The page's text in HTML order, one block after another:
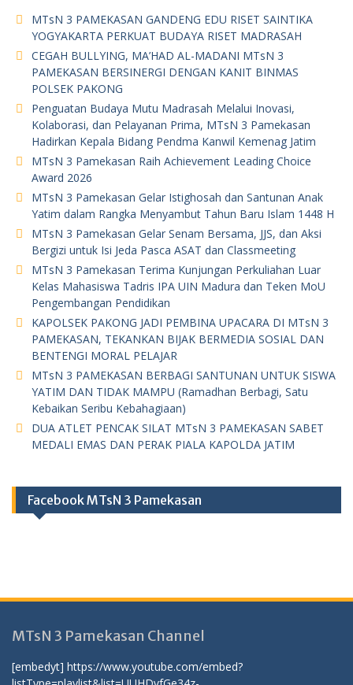
MTsN 3 PAMEKASAN GANDENG EDU RISET SAINTIKA
YOGYAKARTA PERKUAT BUDAYA RISET MADRASAH
CEGAH BULLYING, MA’HAD AL-MADANI MTsN 3
PAMEKASAN BERSINERGI DENGAN KANIT BINMAS
POLSEK PAKONG
Penguatan Budaya Mutu Madrasah Melalui Inovasi,
Kolaborasi, dan Pelayanan Prima, MTsN 3 Pamekasan
Hadirkan Kepala Bidang Pendma Kanwil Kemenag Jatim
MTsN 3 Pamekasan Raih Achievement Leading Choice
Award 2026
MTsN 3 Pamekasan Gelar Istighosah dan Santunan Anak
Yatim dalam Rangka Menyambut Tahun Baru Islam 1448 H
MTsN 3 Pamekasan Gelar Senam Bersama, JJS, dan Aksi
Bergizi untuk Isi Jeda Pasca ASAT dan Classmeeting
MTsN 3 Pamekasan Terima Kunjungan Perkuliahan Luar
Kelas Mahasiswa Tadris IPA UIN Madura dan Teken MoU
Pengembangan Pendidikan
KAPOLSEK PAKONG JADI PEMBINA UPACARA DI MTsN 3
PAMEKASAN, TEKANKAN BIJAK BERMEDIA SOSIAL DAN
BENTENGI MORAL PELAJAR
MTsN 3 PAMEKASAN BERBAGI SANTUNAN UNTUK SISWA
YATIM DAN TIDAK MAMPU (Ramadhan Berbagi, Satu
Kebaikan Seribu Kebahagiaan)
DUA ATLET PENCAK SILAT MTsN 3 PAMEKASAN SABET
MEDALI EMAS DAN PERAK PIALA KAPOLDA JATIM
Facebook MTsN 3 Pamekasan
MTsN 3 Pamekasan Channel
[embedyt] https://www.youtube.com/embed?